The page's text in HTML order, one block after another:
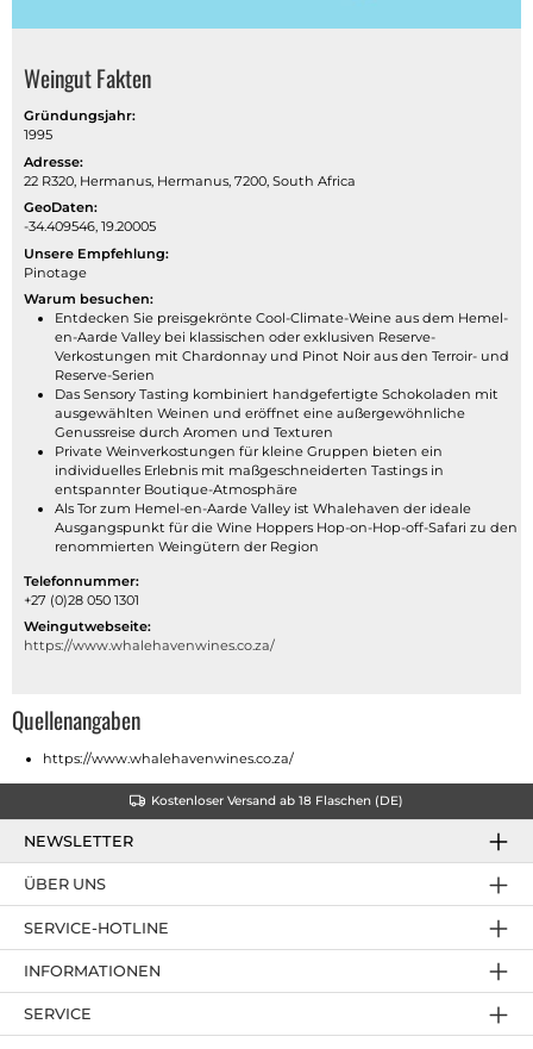
Weingut Fakten
Gründungsjahr:
1995
Adresse:
22 R320, Hermanus, Hermanus, 7200, South Africa
GeoDaten:
-34.409546, 19.20005
Unsere Empfehlung:
Pinotage
Warum besuchen:
Entdecken Sie preisgekrönte Cool-Climate-Weine aus dem Hemel-
en-Aarde Valley bei klassischen oder exklusiven Reserve-
Verkostungen mit Chardonnay und Pinot Noir aus den Terroir- und
Reserve-Serien
Das Sensory Tasting kombiniert handgefertigte Schokoladen mit
ausgewählten Weinen und eröffnet eine außergewöhnliche
Genussreise durch Aromen und Texturen
Private Weinverkostungen für kleine Gruppen bieten ein
individuelles Erlebnis mit maßgeschneiderten Tastings in
entspannter Boutique-Atmosphäre
Als Tor zum Hemel-en-Aarde Valley ist Whalehaven der ideale
Ausgangspunkt für die Wine Hoppers Hop-on-Hop-off-Safari zu den
renommierten Weingütern der Region
Telefonnummer:
+27 (0)28 050 1301
Weingutwebseite:
https://www.whalehavenwines.co.za/
Quellenangaben
https://www.whalehavenwines.co.za/
Kostenloser Versand ab 18 Flaschen (DE)
NEWSLETTER
SERVICE-HOTLINE
ÜBER UNS
INFORMATIONEN
SERVICE